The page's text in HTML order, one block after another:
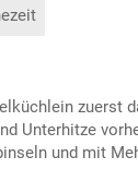
zuerst
Unterhitze
und mit